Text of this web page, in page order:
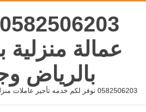
عمالة منزلية
بالرياض
0582506203 نوفر لكم خدمه تأجير عاملات منزلية بالشهر بالرياض وجده